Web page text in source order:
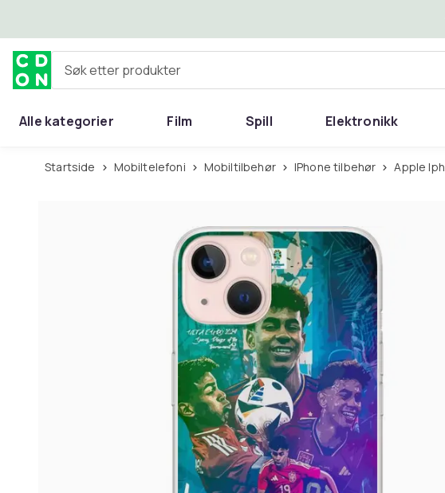
Søk etter produkter
Alle kategorier Film Spill Elektronikk
Startside Mobiltelefoni Mobiltilbehør iPhone tilbehør Apple